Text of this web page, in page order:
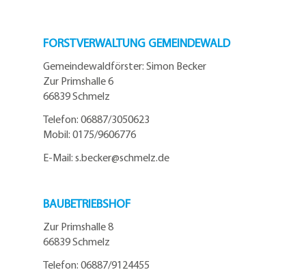
FORSTVERWALTUNG GEMEINDEWALD
Gemeindewaldförster: Simon Becker
Zur Primshalle 6
66839 Schmelz
Telefon: 06887/3050623
Mobil: 0175/9606776
E-Mail: s.becker@schmelz.de
BAUBETRIEBSHOF
Zur Primshalle 8
66839 Schmelz
Telefon: 06887/9124455